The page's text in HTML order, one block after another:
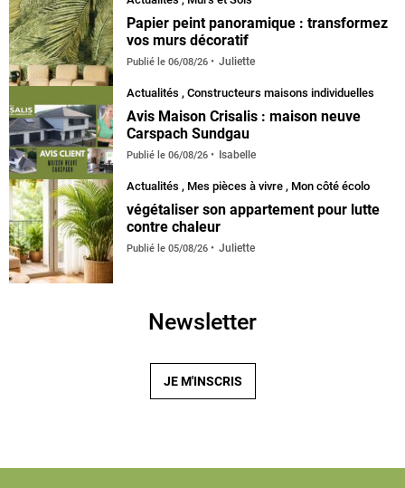
Papier peint panoramique : transformez
vos murs décoratif
Publié le 06/08/26 Juliette
Actualités , Constructeurs maisons individuelles
Avis Maison Crisalis : maison neuve
Carspach Sundgau
Publié le 06/08/26 Isabelle
Actualités , Mes pièces à vivre , Mon côté écolo
végétaliser son appartement pour lutte
contre chaleur
Publié le 05/08/26 Juliette
Newsletter
JE M'INSCRIS